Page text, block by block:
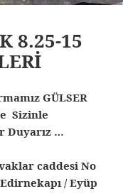
8.25-15
GÜLSER
Sizinle
Duyarız …
caddesi No
/ Eyüp